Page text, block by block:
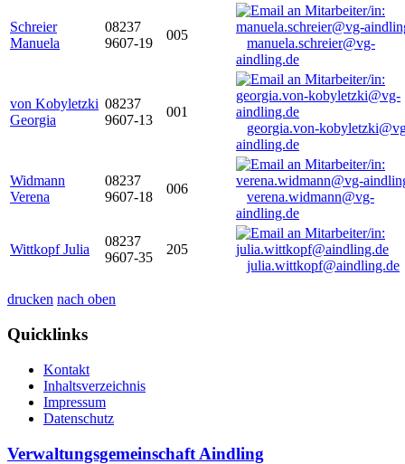
Schreier
Manuela
08237
9607-19
005
manuela.schreier@vg-
aindling.de
von Kobyletzki
Georgia
08237
9607-13
001
georgia.von-
aindling.de
Widmann
Verena
08237
9607-18
006
verena.widmann@vg-
aindling.de
Wittkopf Julia
08237
9607-35
205
julia.wittkopf@aindling.de
drucken nach oben
Quicklinks
Kontakt
Inhaltsverzeichnis
Impressum
Datenschutz
Verwaltungsgemeinschaft Aindling